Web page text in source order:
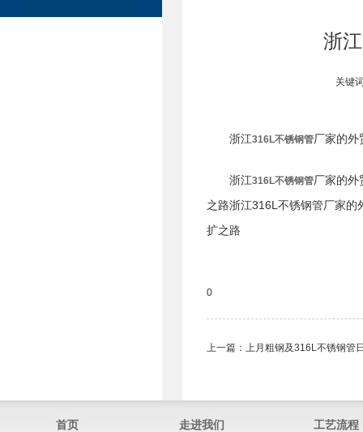
浙
关键
浙江316L不锈钢管厂家的外
浙江316L不锈钢管厂家的外
之路浙江316L不锈钢管厂家的
扩之路
0
上一篇： 上月粗钢及316L不锈钢管
首页 走进我们 工艺流程